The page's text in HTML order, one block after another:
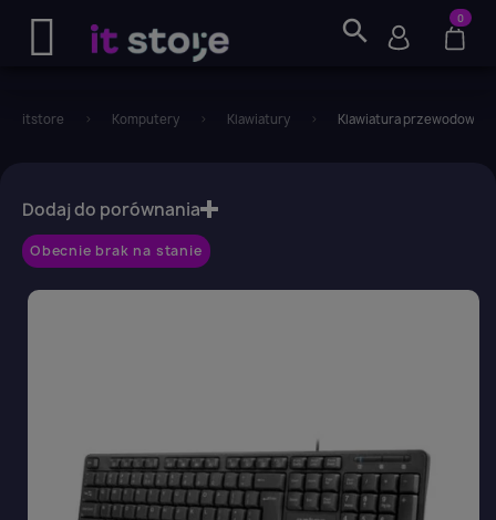
search 0
itstore Komputery Klawiatury Klawiatura przewodowa
Obecnie brak na stanie
Dodaj do porównania